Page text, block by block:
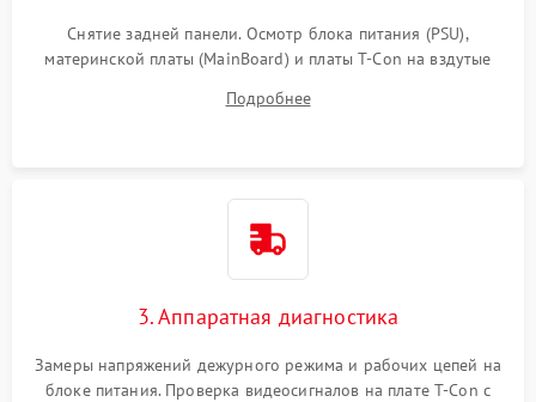
Снятие задней панели. Осмотр блока питания (PSU),
материнской платы (MainBoard) и платы T-Con на вздутые
Проверка надежности фиксации и целостности шлейфов.
Подробнее
3. Аппаратная диагностика
Замеры напряжений дежурного режима и рабочих цепей на
блоке питания. Проверка видеосигналов на плате T-Con с